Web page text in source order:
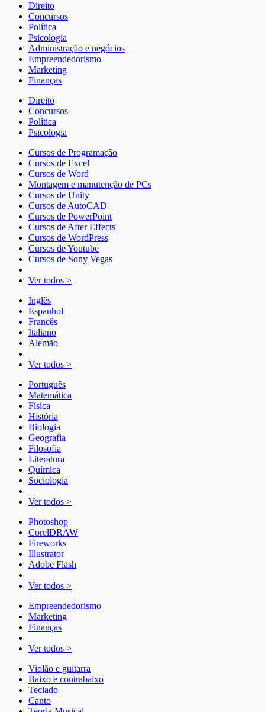
Direito
Concursos
Política
Psicologia
Administração e negócios
Empreendedorismo
Marketing
Finanças
Direito
Concursos
Política
Psicologia
Cursos de Programação
Cursos de Excel
Cursos de Word
Montagem e manutenção de PCs
Cursos de Unity
Cursos de AutoCAD
Cursos de PowerPoint
Cursos de After Effects
Cursos de WordPress
Cursos de Youtube
Cursos de Sony Vegas
Ver todos >
Inglês
Espanhol
Francês
Italiano
Alemão
Ver todos >
Português
Matemática
Física
História
Biologia
Geografia
Filosofia
Literatura
Química
Sociologia
Ver todos >
Photoshop
CorelDRAW
Fireworks
Illustrator
Adobe Flash
Ver todos >
Empreendedorismo
Marketing
Finanças
Ver todos >
Violão e guitarra
Baixo e contrabaixo
Teclado
Canto